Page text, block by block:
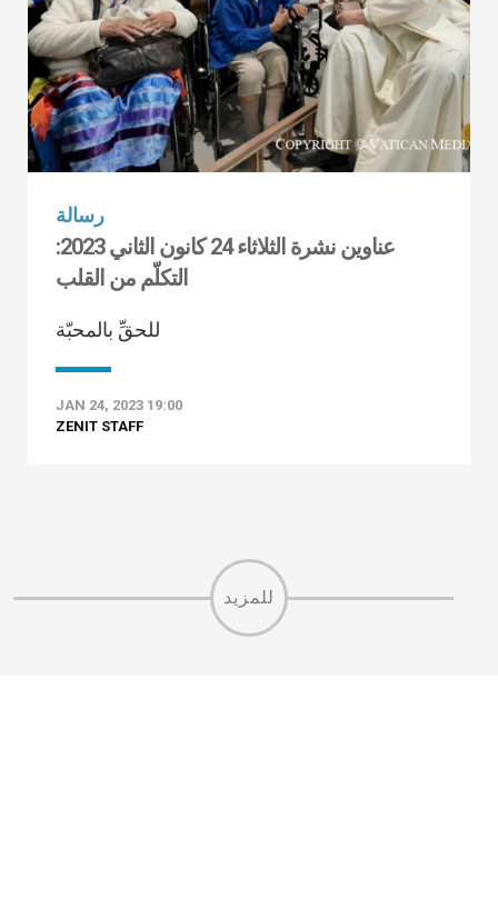
رسالة
عناوين نشرة الثلاثاء 24 كانون الثاني 2023:
التكلّم من القلب
للحقِّ بالمحبّة
JAN 24, 2023 19:00
ZENIT STAFF
للمزيد